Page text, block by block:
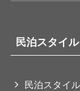
民泊スタイ
民泊スタイ